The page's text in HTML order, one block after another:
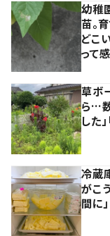
幼稚
苗。
どこ
って
草ボ
ら…
した
冷蔵
がこ
間に